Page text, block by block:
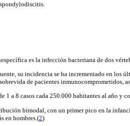
es la infección bacteriana de dos
su incidencia se ha incrementado en los
de pacientes inmunocomprometidos,
1 a 8 casos cada 250.000 habitantes al año y
bimodal, con un primer pico en la
en hombres .(2)